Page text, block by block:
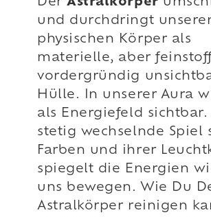
und durchdringt
physischen Körper als
materielle, aber
vordergründig
Hülle. In unserer Aura
als Energiefeld sichtbar.
stetig wechselnde Spiel
Farben und ihrer
spiegelt die Energien
uns bewegen. Wie Du
Astralkörper reinigen